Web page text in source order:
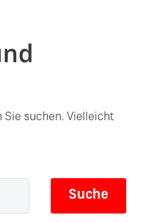
Sie suchen. Vielleicht
Suche